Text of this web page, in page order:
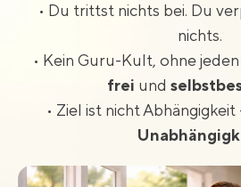
• Du trittst nichts bei. Du
nichts.
• Kein Guru-Kult, ohne
frei und
• Ziel ist nicht